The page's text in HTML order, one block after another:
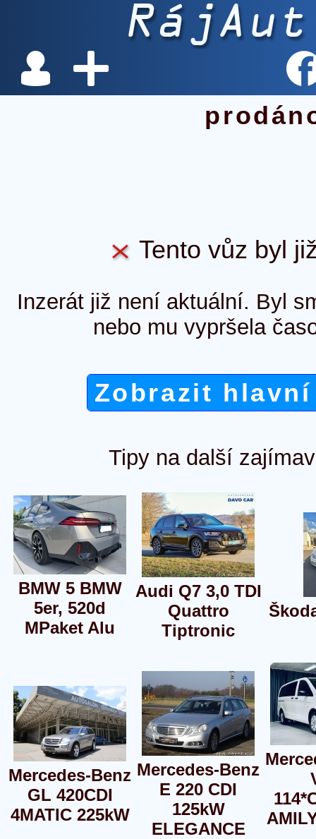
Tento vůz byl
Inzerát již není aktuální. Byl
nebo mu vypršela
Zobrazit
Tipy na další
BMW 5 BMW
5er, 520d
MPaket Alu
Audi Q7 3,0 TDI
Quattro
Tiptronic
Mercedes-Benz
GL 420CDI
4MATIC 225kW
Mercedes-Benz
E 220 CDI
125kW
ELEGANCE